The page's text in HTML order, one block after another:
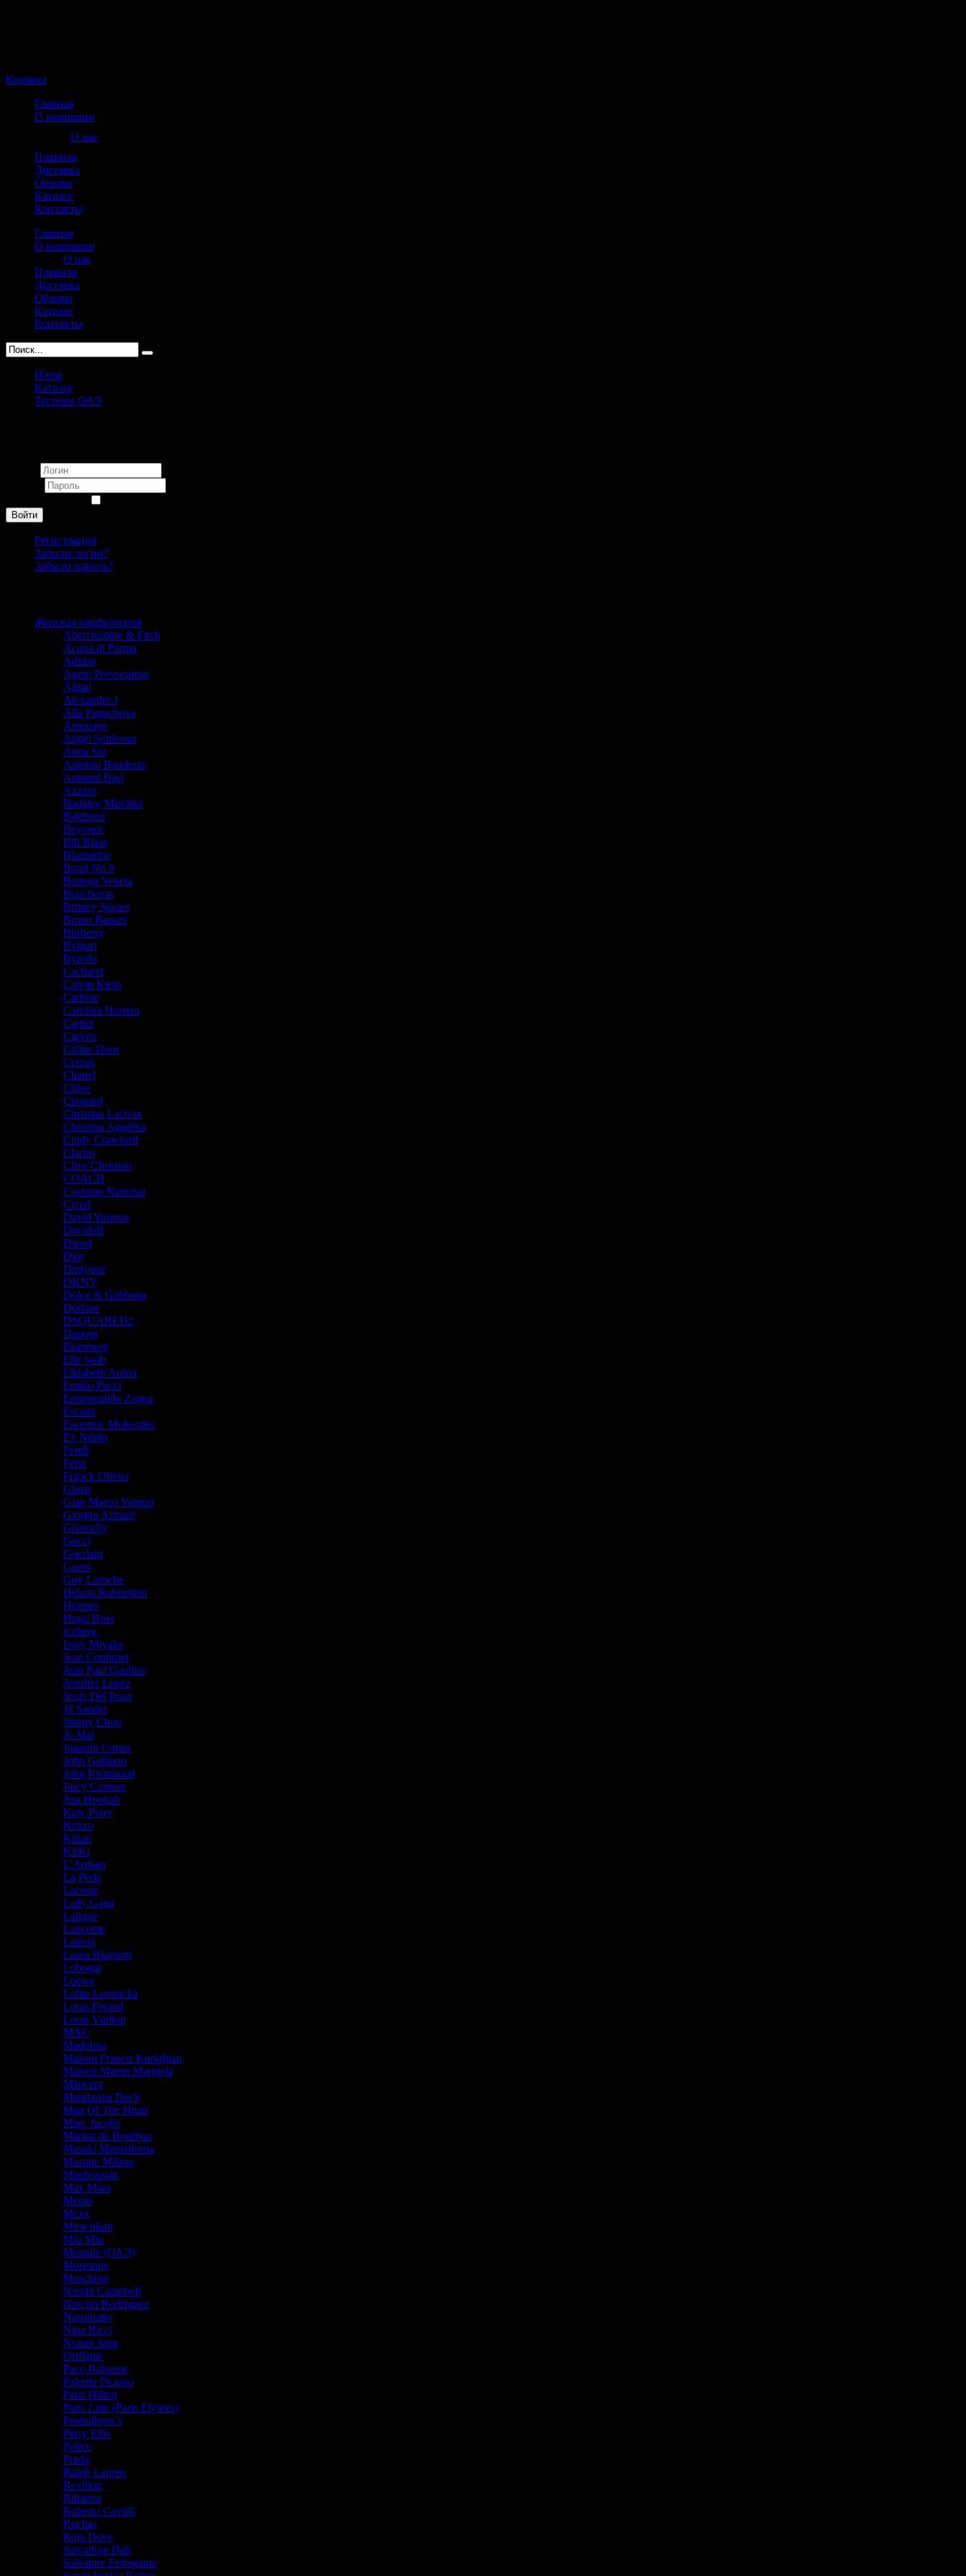
Корзина
Главная
О компании
О нас
Правила
Доставка
Обзоры
Каталог
Контакты
Главная
О компании
О нас
Правила
Доставка
Обзоры
Каталог
Контакты
Home
Каталог
Тестеры ОАЭ
Войти
Регистрация
Забыли логин?
Забыли пароль?
Женская парфюмерия
Abercrombie & Fitch
Acqua di Parma
Adidas
Agent Provocateur
Ajmal
Alexandre.J
Alla Pugachova
Amouage
Angel Schlesser
Anna Sui
Antonio Banderas
Armand Basi
Azzaro
Badgley Mischka
Baldinini
Beyonce
Bill Blass
Blumarine
Bond No.9
Bottega Veneta
Boucheron
Britney Spears
Bruno Banani
Burberry
Bvlgari
Byredo
Cacharel
Calvin Klein
Carbine
Carolina Herrera
Cartier
Carven
Celine Dion
Cerruti
Chanel
Chloe
Chopard
Christian Lacroix
Christina Aguilera
Cindy Crawford
Clarins
Clive Christian
COACH
Costume National
Creed
David Yurman
Davidoff
Diesel
Dior
Diptyque
DKNY
Dolce & Gabbana
Doriane
DSQUARED2
Dupont
Eisenberg
Elie Saab
Elizabeth Arden
Emilio Pucci
Ermenegildo Zegna
Escada
Escentric Molecules
Ex Nihilo
Fendi
Ferre
Franck Olivier
Ghost
Gian Marco Venturi
Giorgio Armani
Givenchy
Gucci
Guerlain
Guess
Guy Laroche
Helena Rubinstein
Hermes
Hugo Boss
Iceberg
Issey Miyake
Jean Couturier
Jean Paul Gaultier
Jennifer Lopez
Jesus Del Pozo
Jil Sander
Jimmy Choo
Jo Mal
Joaquin Cortes
John Galliano
John Richmond
Juicy Couture
Just Hookah
Katy Perry
Kenzo
Kilian
KirKi
L'Artisan
La Perla
Lacoste
Lady Gaga
Lalique
Lancome
Lanvin
Laura Biagiotti
Lobogal
Loewe
Lolita Lempicka
Louis Feraud
Louis Vuitton
MAC
Madonna
Maison Francis Kurkdjian
Maison Martin Margiela
Mancera
Mandarina Duck
Map Of The Heart
Marc Jacobs
Marina de Bourbon
Masaki Matsushima
Masque Milano
Mauboussin
Max Mara
Memo
Mexx
Miraculum
Miu Miu
Montale (ОАЭ)
Moresque
Moschino
Naomi Campbell
Narciso Rodriguez
Nasomatto
Nina Ricci
Nовая Заря
Oriflame
Paco Rabanne
Paloma Picasso
Paris Hilton
Paris Line (Paris Elysees)
Penhaligon`s
Perry Ellis
Police
Prada
Ralph Lauren
Revillon
Rihanna
Roberto Cavalli
Rochas
Roja Dove
Salvadore Dali
Salvatore Ferragamo